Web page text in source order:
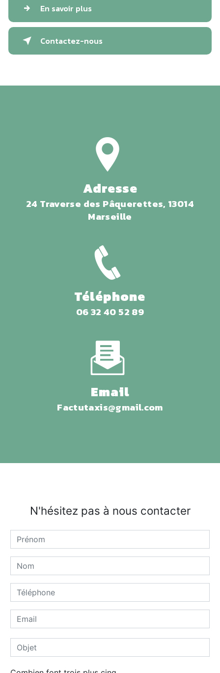
En savoir plus
Contactez-nous
Adresse
24 Traverse des Pâquerettes, 13014
Marseille
Téléphone
06 32 40 52 89
Email
factutaxis@gmail.com
N'hésitez pas à nous contacter